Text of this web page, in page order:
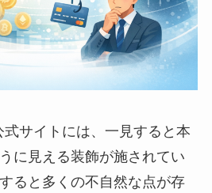
サイトには、一見すると本
に見える装飾が施されてい
ると多くの不自然な点が存